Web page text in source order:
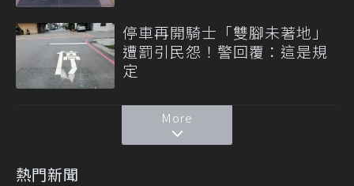
停車再開騎士「雙腳未著地」
遭罰引民怨！警回覆：這是規
定
More
熱門新聞